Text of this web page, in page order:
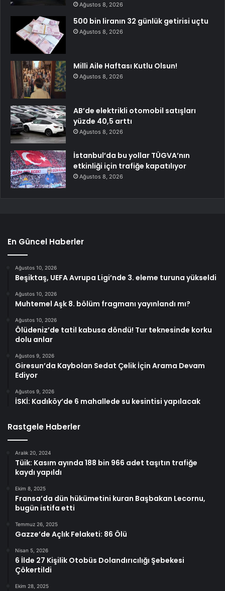
Ağustos 8, 2026
500 bin liranın 32 günlük getirisi uçtu
Ağustos 8, 2026
Milli Aile Haftası Kutlu Olsun!
Ağustos 8, 2026
AB’de elektrikli otomobil satışları
yüzde 40,5 arttı
Ağustos 8, 2026
İstanbul’da bu yollar TÜGVA’nın
etkinliği için trafiğe kapatılıyor
Ağustos 8, 2026
En Güncel Haberler
Ağustos 10, 2026
Beşiktaş, UEFA Avrupa Ligi’nde 3. eleme turuna yükseldi
Ağustos 10, 2026
Muhtemel Aşk 8. bölüm fragmanı yayınlandı mı?
Ağustos 10, 2026
Ölüdeniz’de tatil kabusa döndü! Tur teknesinde korku
dolu anlar
Ağustos 9, 2026
Giresun’da Kaybolan Sedat Çelik İçin Arama Devam
Ediyor
Ağustos 9, 2026
İSKİ: Kadıköy’de 6 mahallede su kesintisi yapılacak
Rastgele Haberler
Aralık 20, 2024
Tüik: Kasım ayında 188 bin 966 adet taşıtın trafiğe
kaydı yapıldı
Ekim 8, 2025
Fransa’da dün hükümetini kuran Başbakan Lecornu,
bugün istifa etti
Temmuz 26, 2025
Gazze’de Açlık Felaketi: 86 Ölü
Nisan 5, 2026
6 İlde 27 Kişilik Otobüs Dolandırıcılığı Şebekesi
Çökertildi
Ekim 28, 2025